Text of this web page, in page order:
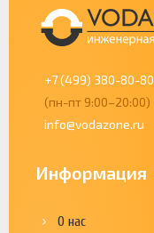
+7 (499) 380-80-80
(пн-пт 9:00–20:00)
info@vodazone.ru
Информация
О нас